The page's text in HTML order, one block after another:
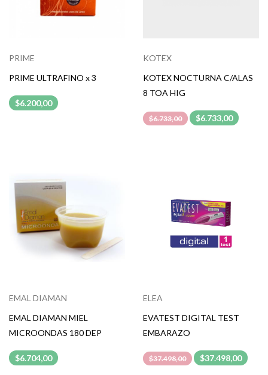
PRIME
PRIME ULTRAFINO x 3
$6.200,00
KOTEX
KOTEX NOCTURNA C/ALAS
8 TOA HIG
$6.733,00 $6.733,00
EMAL DIAMAN
EMAL DIAMAN MIEL
MICROONDAS 180 DEP
$6.704,00
ELEA
EVATEST DIGITAL TEST
EMBARAZO
$37.498,00 $37.498,00